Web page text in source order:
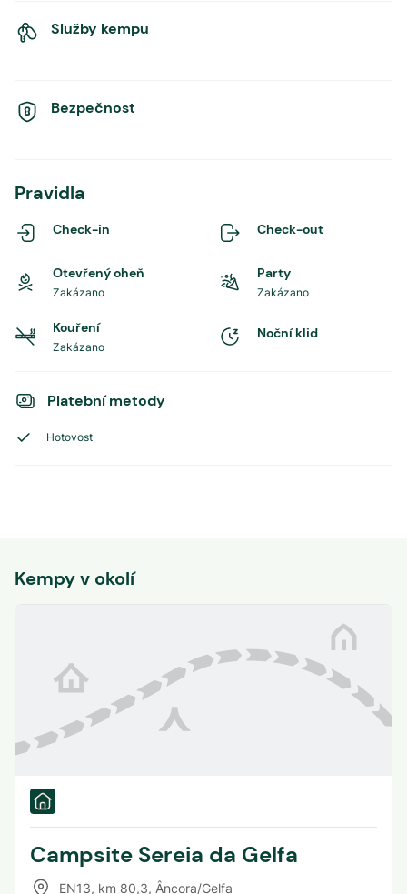
Služby kempu
Bezpečnost
Pravidla
Check-in Check-out
Otevřený oheň
Zakázano
Party
Zakázano
Kouření
Zakázano
Noční klid
Platební metody
Hotovost
Kempy v okolí
Campsite Sereia da Gelfa
EN13, km 80,3, Âncora/Gelfa